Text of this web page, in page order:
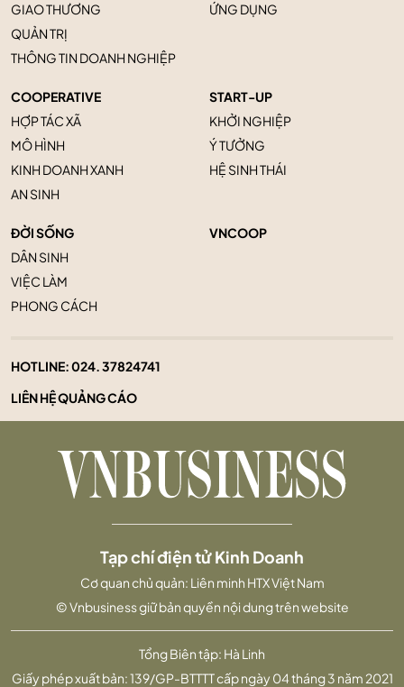
GIAO THƯƠNG
QUẢN TRỊ
THÔNG TIN DOANH NGHIỆP
ỨNG DỤNG
COOPERATIVE
HỢP TÁC XÃ
MÔ HÌNH
KINH DOANH XANH
AN SINH
START-UP
KHỞI NGHIỆP
Ý TƯỞNG
HỆ SINH THÁI
ĐỜI SỐNG
DÂN SINH
VIỆC LÀM
PHONG CÁCH
VNCOOP
HOTLINE:024. 37824741
LIÊN HỆ QUẢNG CÁO
Tổng Biên tập: Hà Linh
Giấy phép xuất bản: 139/GP-BTTTT cấp ngày 04 tháng 3 năm 2021
Tạp chí điện tử Kinh Doanh
Cơ quan chủ quản: Liên minh HTX Việt Nam
© Vnbusiness giữ bản quyền nội dung trên website